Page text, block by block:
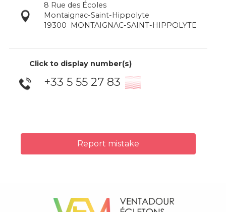
8 Rue des Écoles
Montaignac-Saint-Hippolyte
19300
MONTAIGNAC-SAINT-HIPPOLYTE
Click to display number(s)
+33 5 55 27 83 ▒▒
Report mistake